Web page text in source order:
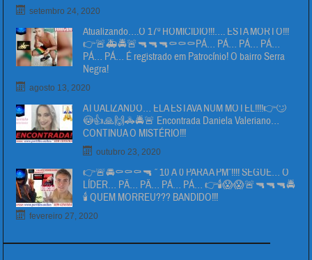
setembro 24, 2020
Atualizando….O 17º HOMICIDIO!!!…. ESTA MORTO!!!
👉🚨🚑🚔🚨🔫🔫🔫⚰⚰⚰PÁ… PÁ… PÁ… PÁ…
PÁ… PÁ… É registrado em Patrocínio! O bairro Serra
Negra!
agosto 13, 2020
ATUALIZANDO… ELA ESTAVA NUM MOTEL!!!!👉🙄
😳👍🙏🙌🚓🚔🚨 Encontrada Daniela Valeriano…
CONTINUA O MISTÉRIO!!!
outubro 23, 2020
👉🚨🚔⚰⚰⚰🔫 ” 10 Á 0 PARA A PM”!!!! SEGUE… O
LÍDER… PÄ… PÄ… PÁ… PÁ… 👉🕯😱😱🚨🔫🔫🔫🚔
🕯 QUEM MORREU??? BANDIDO!!!
fevereiro 27, 2020